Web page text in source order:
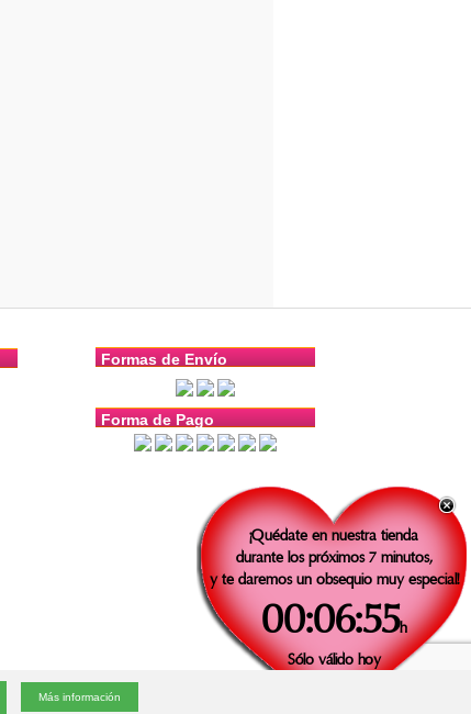
¡Quédate en nuestra tienda
durante los próximos 7 minutos,
y te daremos un obsequio muy especial!
00:06:55h
Sólo válido hoy
Formas de Envío
Forma de Pago
Más información